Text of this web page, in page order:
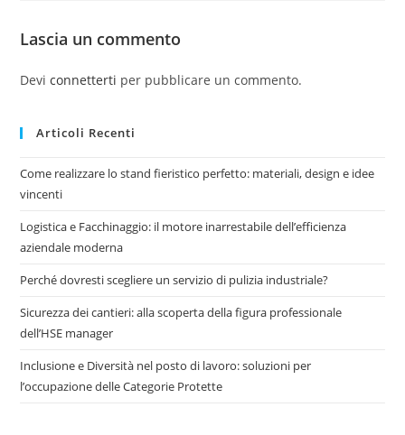
Lascia un commento
Deviconnetterti per pubblicare un commento.
Articoli Recenti
Come realizzare lo stand fieristico perfetto: materiali, design e idee
vincenti
Logistica e Facchinaggio: il motore inarrestabile dell’efficienza
aziendale moderna
Perché dovresti scegliere un servizio di pulizia industriale?
Sicurezza dei cantieri: alla scoperta della figura professionale
dell’HSE manager
Inclusione e Diversità nel posto di lavoro: soluzioni per
l’occupazione delle Categorie Protette